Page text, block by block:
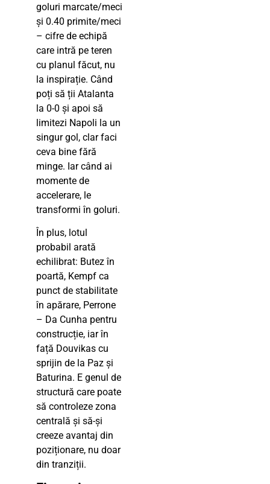
goluri marcate/meci
și 0.40 primite/meci
– cifre de echipă
care intră pe teren
cu planul făcut, nu
la inspirație. Când
poți să ții Atalanta
la 0-0 și apoi să
limitezi Napoli la un
singur gol, clar faci
ceva bine fără
minge. Iar când ai
momente de
accelerare, le
transformi în goluri.
În plus, lotul
probabil arată
echilibrat: Butez în
poartă, Kempf ca
punct de stabilitate
în apărare, Perrone
– Da Cunha pentru
construcție, iar în
față Douvikas cu
sprijin de la Paz și
Baturina. E genul de
structură care poate
să controleze zona
centrală și să-și
creeze avantaj din
poziționare, nu doar
din tranziții.